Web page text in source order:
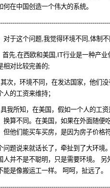
何在中国创造一个伟大的系统。
对于这个问题,我觉得环境不同,体制
首先,在西欧和美国,IT行业是一种产
相对比较完善的;
次，环境不同，在发达国家，他们
人的工资来维持；
我所知，在美国，假如一个人的工
换算不同。在美国，如果在外面随便
但他们能买车买房，是因为房子价格
问题说来就话长了，牵扯到了大环境
人并不是不聪明，只是需要环境。
能是像搬运工一样。 呵呵，扯远了。